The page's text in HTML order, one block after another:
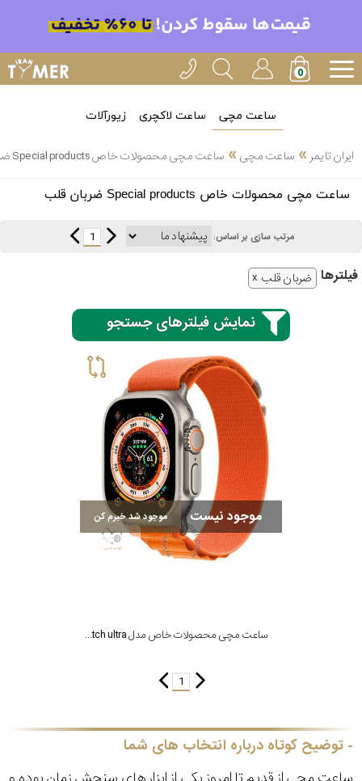
ساعت مچی ساعت لاکچری زیورآلات
ایران تایمر » ساعت مچی» ساعت مچی محصولات خاص Special products ضربان قلب
ساعت مچی محصولات خاص Special products ضربان قلب
مرتب سازی بر اساس: 1
فیلتر‌ها ضربان قلب
نمایش فیلترهای جستجو
موجود نیست موجود شد خبرم کن
ساعت مچی محصولات خاص مدل Watch ultra
1
توضیح کوتاه درباره انتخاب های شما
انتخاب
بین 3
3
رده